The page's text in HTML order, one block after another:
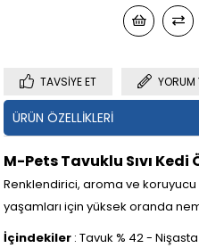
TAVSIYE ET YORUM
ÜRÜN ÖZELLIKLERI
M-Pets Tavuklu Sıvı Kedi
Renklendirici, aroma ve koruyucu
yaşamları için yüksek oranda
İçindekiler : Tavuk % 42 -